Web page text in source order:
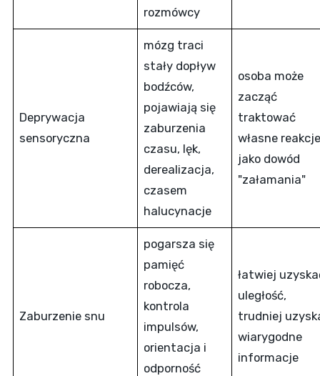
rozmówcy
Deprywacja
sensoryczna
mózg traci
stały dopływ
bodźców,
pojawiają się
zaburzenia
czasu, lęk,
derealizacja,
czasem
halucynacje
osoba może
zacząć
traktować
własne reakcje
jako dowód
"załamania"
Zaburzenie snu
pogarsza się
pamięć
robocza,
kontrola
impulsów,
orientacja i
odporność
łatwiej
uległość,
trudniej
wiarygodne
informacje